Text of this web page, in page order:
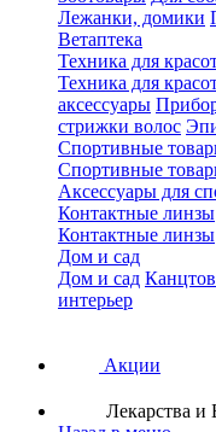
Лежанки, домики
Ветаптека
Техника для
Техника для
аксессуары
стрижки волос
Спортивные
Спортивные
Аксессуары для
Контактные линзы
Контактные линзы
Дом и сад
Дом и сад
интерьер
Акции
Лекарства